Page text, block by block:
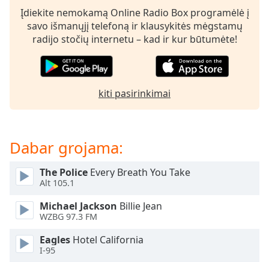
dialog
window.
the
Text
Opacity
Text
Background
Įdiekite nemokamą Online Radio Box programėlė į
savo išmanųjį telefoną ir klausykitės mėgstamų
radijo stočių internetu – kad ir kur būtumėte!
kiti pasirinkimai
Dabar grojama:
The Police Every Breath You Take
Alt 105.1
Michael Jackson Billie Jean
WZBG 97.3 FM
Eagles Hotel California
I-95